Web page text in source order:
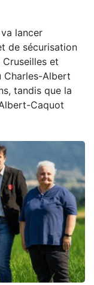
lancer
de sécurisation
et
Charles-Albert
tandis que la
Caquot